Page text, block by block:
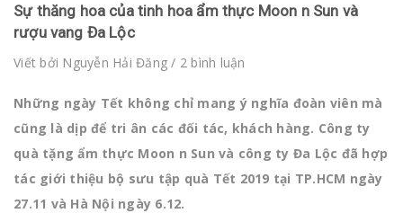
Sự thăng hoa của tinh hoa ẩm thực Moon n Sun và
rượu vang Đa Lộc
Viết bởi Nguyễn Hải Đăng / 2 bình luận
Những ngày Tết không chỉ mang ý nghĩa đoàn viên mà
cũng là dịp để tri ân các đối tác, khách hàng. Công ty
quà tặng ẩm thực Moon n Sun và công ty Đa Lộc đã hợp
tác giới thiệu bộ sưu tập quà Tết 2019 tại TP.HCM ngày
27.11 và Hà Nội ngày 6.12.